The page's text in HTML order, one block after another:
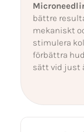
bättre
mekaniskt
stimulera
förbättra
sätt vid just